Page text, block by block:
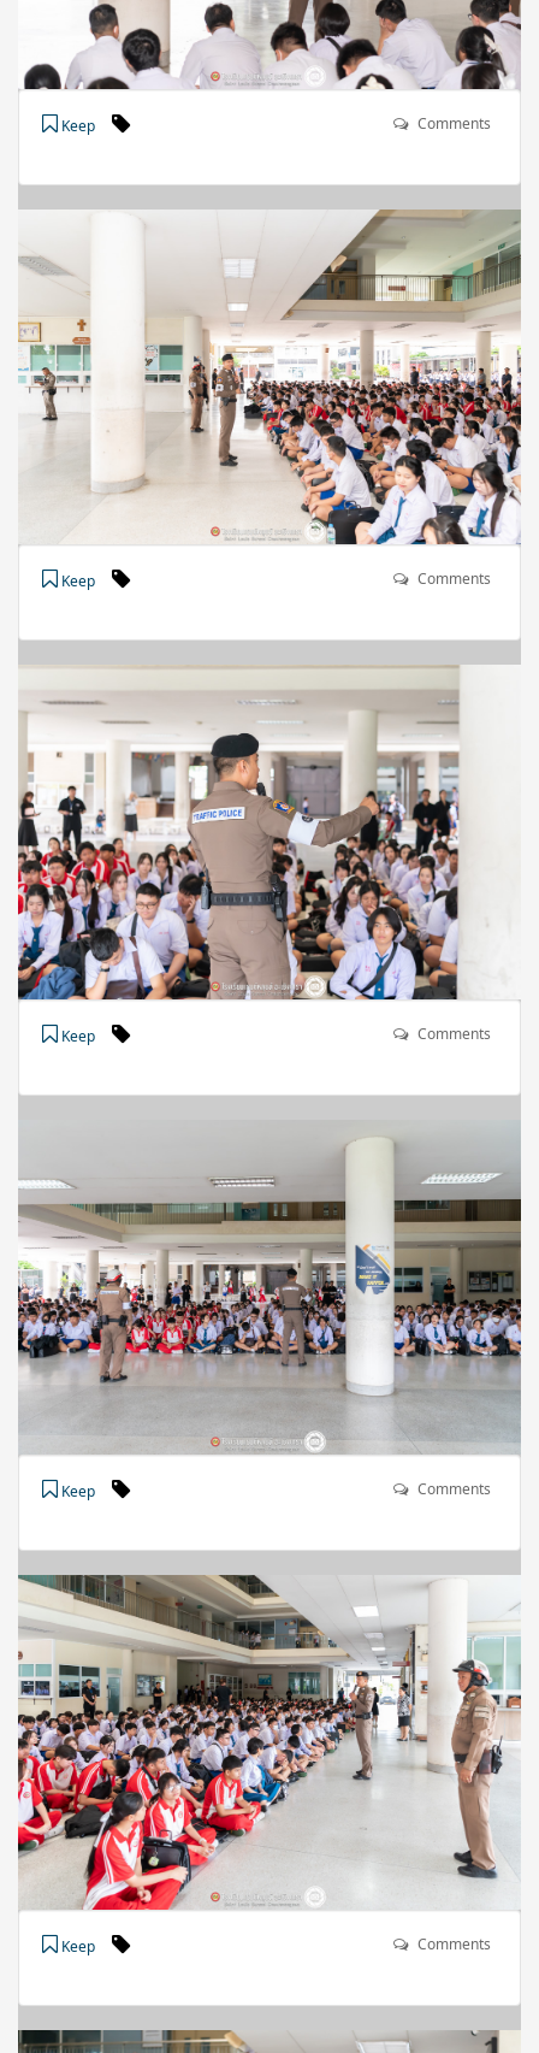
Keep Comments
Keep Comments
Keep Comments
Keep Comments
Keep Comments